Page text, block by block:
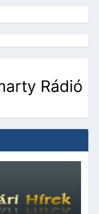
Vörösmarty Rádió